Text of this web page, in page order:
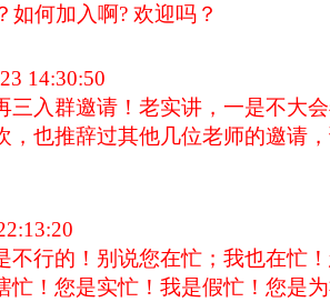
如何加入啊? 欢迎吗？
14:30:50
三入群邀请！老实讲，一是不大
，也推辞过其他几位老师的邀请
不行的！别说您在忙；我也在忙
忙！您是实忙！我是假忙！您是